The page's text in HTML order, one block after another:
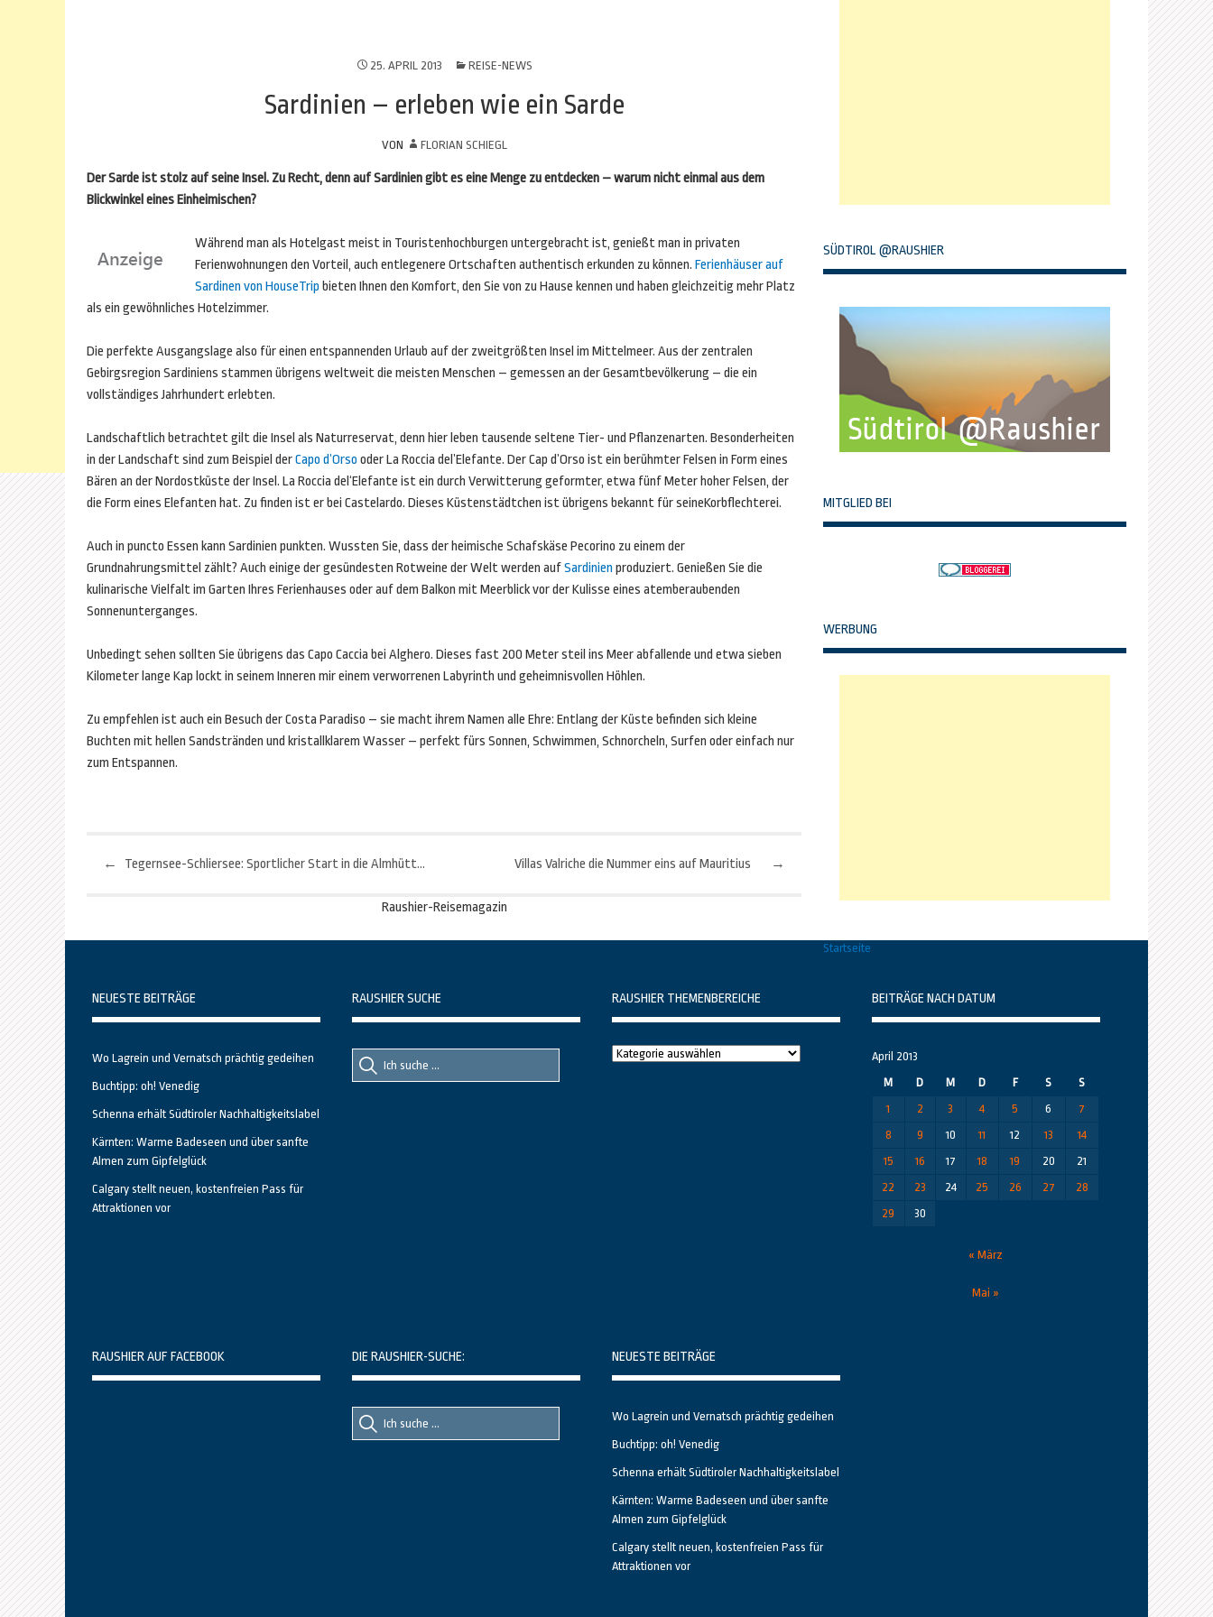
25. APRIL 2013 REISE-NEWS
Sardinien – erleben wie ein Sarde
VON FLORIAN SCHIEGL
Der Sarde ist stolz auf seine Insel. Zu Recht, denn auf Sardinien gibt es eine Menge zu entdecken – warum nicht einmal aus dem
Blickwinkel eines Einheimischen?
Während man als Hotelgast meist in Touristenhochburgen untergebracht ist, genießt man in privaten
Ferienwohnungen den Vorteil, auch entlegenere Ortschaften authentisch erkunden zu können. Ferienhäuser auf
Sardinen von HouseTrip bieten Ihnen den Komfort, den Sie von zu Hause kennen und haben gleichzeitig mehr Platz
als ein gewöhnliches Hotelzimmer.
Die perfekte Ausgangslage also für einen entspannenden Urlaub auf der zweitgrößten Insel im Mittelmeer. Aus der zentralen
Gebirgsregion Sardiniens stammen übrigens weltweit die meisten Menschen – gemessen an der Gesamtbevölkerung – die ein
vollständiges Jahrhundert erlebten.
Landschaftlich betrachtet gilt die Insel als Naturreservat, denn hier leben tausende seltene Tier- und Pflanzenarten. Besonderheiten
in der Landschaft sind zum Beispiel derCapo d’Orso oder La Roccia del’Elefante. Der Cap d’Orso ist ein berühmter Felsen in Form eines
Bären an der Nordostküste der Insel. La Roccia del‘Elefante ist ein durch Verwitterung geformter, etwa fünf Meter hoher Felsen, der
die Form eines Elefanten hat. Zu finden ist er bei Castelardo. Dieses Küstenstädtchen ist übrigens bekannt für seineKorbflechterei.
Auch in puncto Essen kann Sardinien punkten. Wussten Sie, dass der heimische Schafskäse Pecorino zu einem der
Grundnahrungsmittel zählt? Auch einige der gesündesten Rotweine der Welt werden aufSardinien produziert. Genießen Sie die
kulinarische Vielfalt im Garten Ihres Ferienhauses oder auf dem Balkon mit Meerblick vor der Kulisse eines atemberaubenden
Sonnenunterganges.
Unbedingt sehen sollten Sie übrigens das Capo Caccia bei Alghero. Dieses fast 200 Meter steil ins Meer abfallende und etwa sieben
Kilometer lange Kap lockt in seinem Inneren mir einem verworrenen Labyrinth und geheimnisvollen Höhlen.
Zu empfehlen ist auch ein Besuch der Costa Paradiso – sie macht ihrem Namen alle Ehre: Entlang der Küste befinden sich kleine
Buchten mit hellen Sandstränden und kristallklarem Wasser – perfekt fürs Sonnen, Schwimmen, Schnorcheln, Surfen oder einfach nur
zum Entspannen.
Beitragsnavigation
← Tegernsee-Schliersee: Sportlicher Start in die Almhütten-Saison →
Villas Valriche die Nummer eins auf Mauritius
Raushier-Reisemagazin
SÜDTIROL @RAUSHIER
MITGLIED BEI
WERBUNG
Startseite
NEUESTE BEITRÄGE
Wo Lagrein und Vernatsch prächtig gedeihen
Buchtipp: oh! Venedig
Schenna erhält Südtiroler Nachhaltigkeitslabel
Kärnten: Warme Badeseen und über sanfte
Almen zum Gipfelglück
Calgary stellt neuen, kostenfreien Pass für
Attraktionen vor
RAUSHIER SUCHE
Suche
nach::
Suche
nach:
RAUSHIER THEMENBEREICHE
Raushier
BEITRÄGE NACH DATUM
April 2013
M
D M D F S
S
1
2 3 4 5 6
7
8
9 10 11 12 13
14
15
16 17 18 19 20
21
22
23 24 25 26 27
28
29
30
« März
Mai »
RAUSHIER AUF FACEBOOK DIE RAUSHIER-SUCHE:
Suche
nach::
Suche
nach:
NEUESTE BEITRÄGE
Wo Lagrein und Vernatsch prächtig gedeihen
Buchtipp: oh! Venedig
Schenna erhält Südtiroler Nachhaltigkeitslabel
Kärnten: Warme Badeseen und über sanfte
Almen zum Gipfelglück
Calgary stellt neuen, kostenfreien Pass für
Attraktionen vor